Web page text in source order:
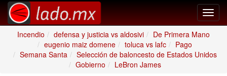
Incendio
defensa y justicia vs aldosivi
De Primera Mano
eugenio maiz domene
toluca vs lafc
Pago
Semana Santa
Selección de baloncesto de Estados Unidos
Gobierno
LeBron James